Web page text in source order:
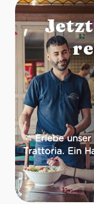
Erlebe
Trattoria. Ein